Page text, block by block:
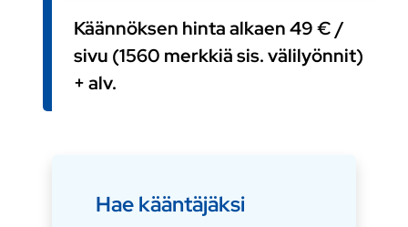
Käännöksen hinta alkaen 49 € /
sivu (1560 merkkiä sis. välilyönnit)
+ alv.
Hae kääntäjäksi